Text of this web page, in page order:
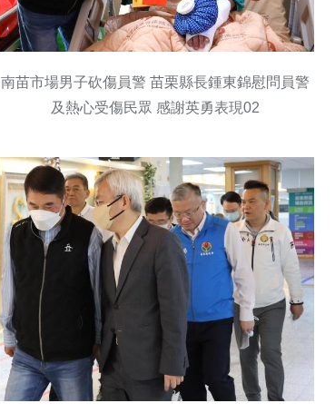
南苗市場男子砍傷員警 苗栗縣長鍾東錦慰問員警
及熱心受傷民眾 感謝英勇表現02